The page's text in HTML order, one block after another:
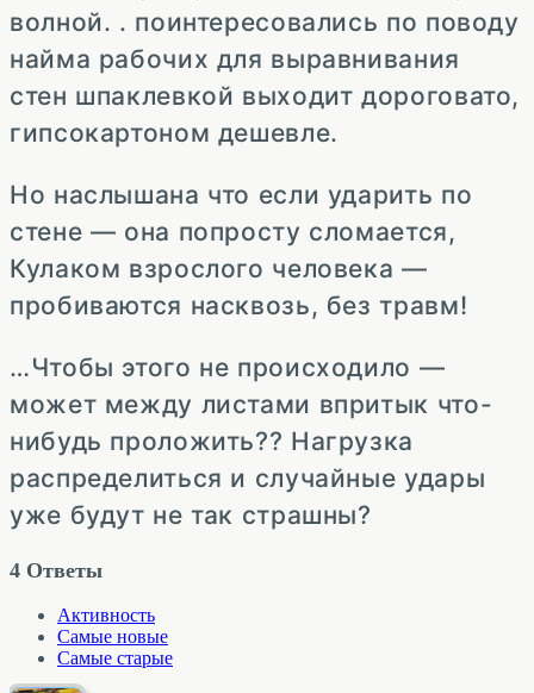
волной. . поинтересовались по поводу
найма рабочих для выравнивания
стен шпаклевкой выходит дороговато,
гипсокартоном дешевле.
Но наслышана что если ударить по
стене — она попросту сломается,
Кулаком взрослого человека —
пробиваются насквозь, без травм!
…Чтобы этого не происходило —
может между листами впритык что-
нибудь проложить?? Нагрузка
распределиться и случайные удары
уже будут не так страшны?
4 Ответы
Активность
Самые новые
Самые старые